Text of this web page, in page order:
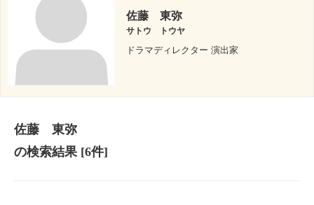
佐藤 東弥
サトウ トウヤ
ドラマディレクター 演出家
佐藤 東弥
の検索結果[6件]